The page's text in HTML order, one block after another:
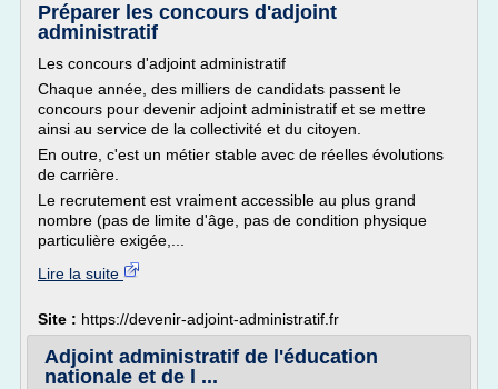
Préparer les concours d'adjoint
administratif
Les concours d'adjoint administratif
Chaque année, des milliers de candidats passent le
concours pour devenir adjoint administratif et se mettre
ainsi au service de la collectivité et du citoyen.
En outre, c'est un métier stable avec de réelles évolutions
de carrière.
Le recrutement est vraiment accessible au plus grand
nombre (pas de limite d'âge, pas de condition physique
particulière exigée,...
Lire la suite
Site : https://devenir-adjoint-administratif.fr
Adjoint administratif de l'éducation
nationale et de l ...